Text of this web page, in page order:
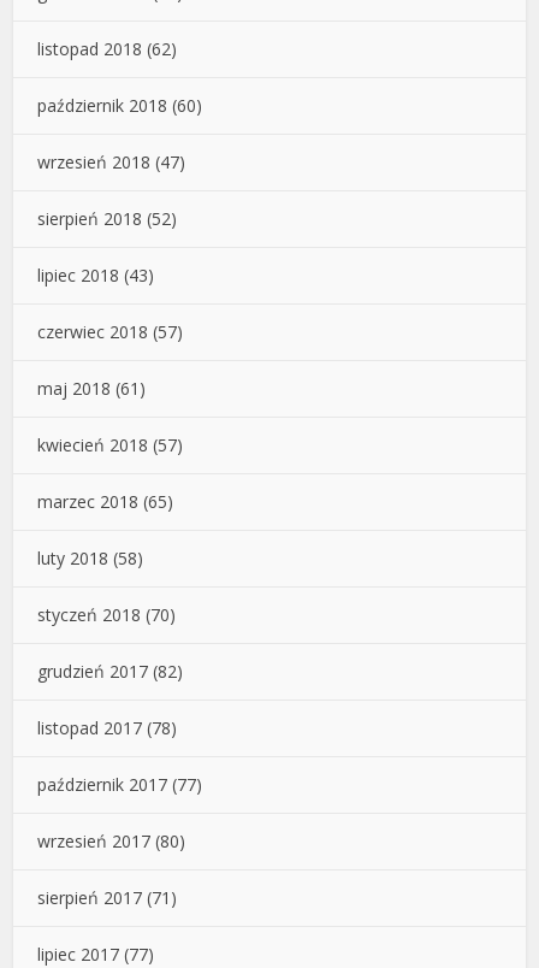
listopad 2018 (62)
październik 2018 (60)
wrzesień 2018 (47)
sierpień 2018 (52)
lipiec 2018 (43)
czerwiec 2018 (57)
maj 2018 (61)
kwiecień 2018 (57)
marzec 2018 (65)
luty 2018 (58)
styczeń 2018 (70)
grudzień 2017 (82)
listopad 2017 (78)
październik 2017 (77)
wrzesień 2017 (80)
sierpień 2017 (71)
lipiec 2017 (77)